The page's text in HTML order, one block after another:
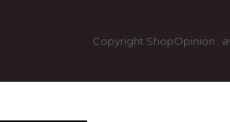
Copyright ShopOpinion :